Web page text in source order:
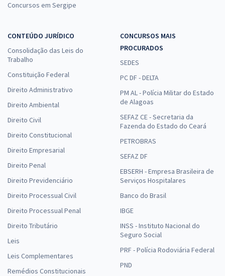
Concursos em Sergipe
CONTEÚDO JURÍDICO
Consolidação das Leis do
Trabalho
Constituição Federal
Direito Administrativo
Direito Ambiental
Direito Civil
Direito Constitucional
Direito Empresarial
Direito Penal
Direito Previdenciário
Direito Processual Civil
Direito Processual Penal
Direito Tributário
Leis
Leis Complementares
Remédios Constitucionais
CONCURSOS MAIS
PROCURADOS
SEDES
PC DF - DELTA
PM AL - Polícia Militar do Estado
de Alagoas
SEFAZ CE - Secretaria da
Fazenda do Estado do Ceará
PETROBRAS
SEFAZ DF
EBSERH - Empresa Brasileira de
Serviços Hospitalares
Banco do Brasil
IBGE
INSS - Instituto Nacional do
Seguro Social
PRF - Polícia Rodoviária Federal
PND